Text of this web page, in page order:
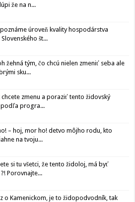
že na n...
úroveň kvality hospodárstva
št...
žehná tým, čo chcú nielen zmeniť seba ale
sku...
chcete zmenu a poraziť tento židovský
podľa progra...
– hoj, mor ho! detvo môjho rodu, kto
na tvoju...
si tu všetci, že tento židoloj, má byť
Porovnajte...
o Kamenickom, je to židopodvodník, tak